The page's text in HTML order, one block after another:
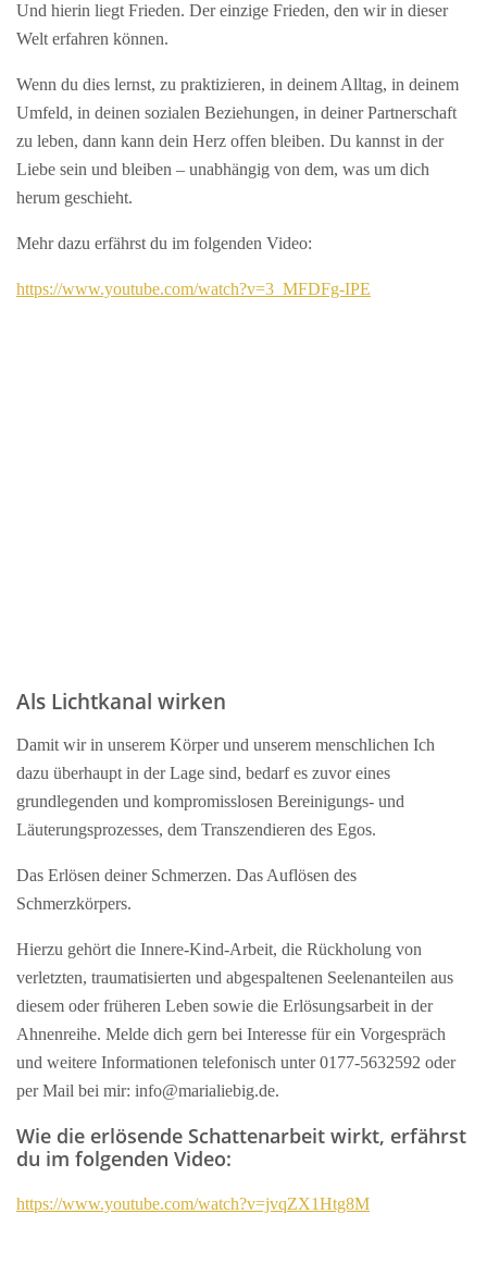
Und hierin liegt Frieden. Der einzige Frieden, den wir in dieser
Welt erfahren können.
Wenn du dies lernst, zu praktizieren, in deinem Alltag, in deinem
Umfeld, in deinen sozialen Beziehungen, in deiner Partnerschaft
zu leben, dann kann dein Herz offen bleiben. Du kannst in der
Liebe sein und bleiben – unabhängig von dem, was um dich
herum geschieht.
Mehr dazu erfährst du im folgenden Video:
https://www.youtube.com/watch?v=3_MFDFg-IPE
Als Lichtkanal wirken
Damit wir in unserem Körper und unserem menschlichen Ich
dazu überhaupt in der Lage sind, bedarf es zuvor eines
grundlegenden und kompromisslosen Bereinigungs- und
Läuterungsprozesses, dem Transzendieren des Egos.
Das Erlösen deiner Schmerzen. Das Auflösen des
Schmerzkörpers.
Hierzu gehört die Innere-Kind-Arbeit, die Rückholung von
verletzten, traumatisierten und abgespaltenen Seelenanteilen aus
diesem oder früheren Leben sowie die Erlösungsarbeit in der
Ahnenreihe. Melde dich gern bei Interesse für ein Vorgespräch
und weitere Informationen telefonisch unter 0177-5632592 oder
per Mail bei mir: info@marialiebig.de.
Wie die erlösende Schattenarbeit wirkt, erfährst
du im folgenden Video:
https://www.youtube.com/watch?v=jvqZX1Htg8M